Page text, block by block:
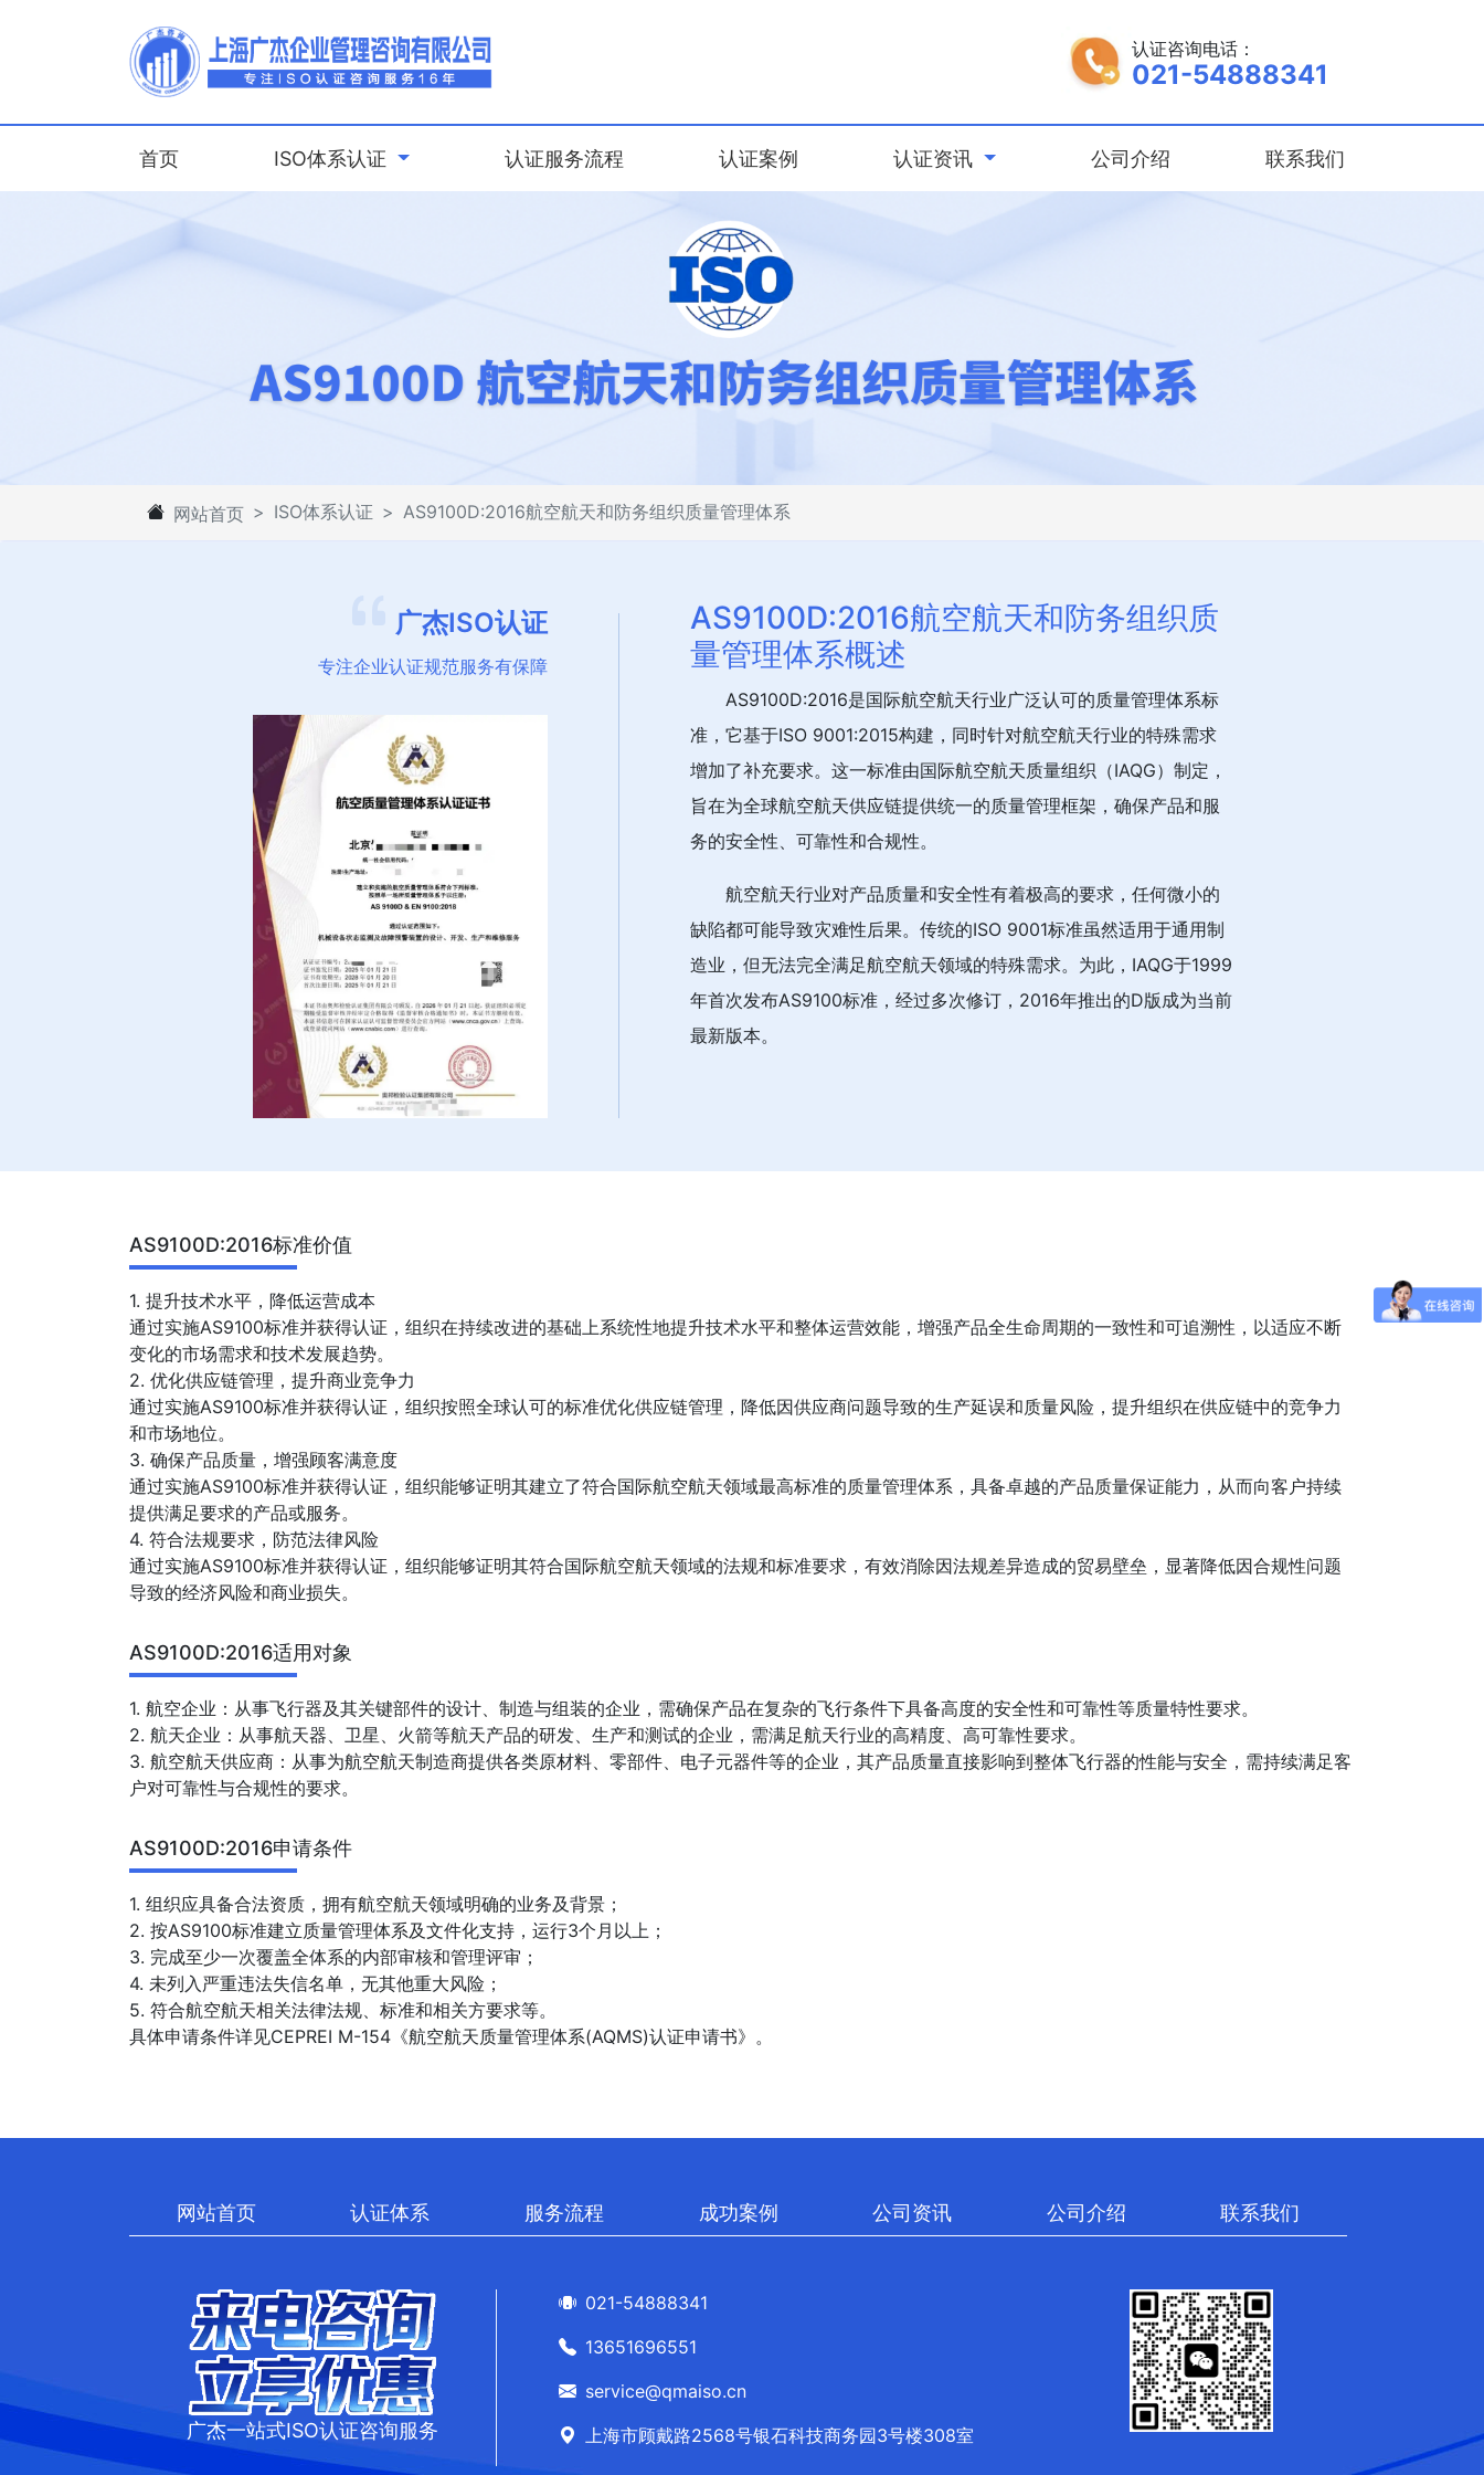
认证咨询电话：
021-54888341
首页(current) ISO体系认证 认证服务流程 认证案例 认证资讯 公司介绍 联系我们
网站首页 ISO体系认证 AS9100D:2016航空航天和防务组织质量管理体系
广杰ISO认证
专注企业认证规范服务有保障
AS9100D:2016航空航天和防务组织质
量管理体系概述
AS9100D:2016是国际航空航天行业广泛认可的质量管理体系标
准，它基于ISO 9001:2015构建，同时针对航空航天行业的特殊需求
增加了补充要求。这一标准由国际航空航天质量组织（IAQG）制定，
旨在为全球航空航天供应链提供统一的质量管理框架，确保产品和服
务的安全性、可靠性和合规性。
航空航天行业对产品质量和安全性有着极高的要求，任何微小的
缺陷都可能导致灾难性后果。传统的ISO 9001标准虽然适用于通用制
造业，但无法完全满足航空航天领域的特殊需求。为此，IAQG于1999
年首次发布AS9100标准，经过多次修订，2016年推出的D版成为当前
最新版本。
AS9100D:2016标准价值
1. 提升技术水平，降低运营成本
通过实施AS9100标准并获得认证，组织在持续改进的基础上系统性地提升技术水平和整体运营效能，增强产品全生命周期的一致性和可追溯性，以适应不断
变化的市场需求和技术发展趋势。
2. 优化供应链管理，提升商业竞争力
通过实施AS9100标准并获得认证，组织按照全球认可的标准优化供应链管理，降低因供应商问题导致的生产延误和质量风险，提升组织在供应链中的竞争力
和市场地位。
3. 确保产品质量，增强顾客满意度
通过实施AS9100标准并获得认证，组织能够证明其建立了符合国际航空航天领域最高标准的质量管理体系，具备卓越的产品质量保证能力，从而向客户持续
提供满足要求的产品或服务。
4. 符合法规要求，防范法律风险
通过实施AS9100标准并获得认证，组织能够证明其符合国际航空航天领域的法规和标准要求，有效消除因法规差异造成的贸易壁垒，显著降低因合规性问题
导致的经济风险和商业损失。
AS9100D:2016适用对象
1. 航空企业：从事飞行器及其关键部件的设计、制造与组装的企业，需确保产品在复杂的飞行条件下具备高度的安全性和可靠性等质量特性要求。
2. 航天企业：从事航天器、卫星、火箭等航天产品的研发、生产和测试的企业，需满足航天行业的高精度、高可靠性要求。
3. 航空航天供应商：从事为航空航天制造商提供各类原材料、零部件、电子元器件等的企业，其产品质量直接影响到整体飞行器的性能与安全，需持续满足客
户对可靠性与合规性的要求。
AS9100D:2016申请条件
1. 组织应具备合法资质，拥有航空航天领域明确的业务及背景；
2. 按AS9100标准建立质量管理体系及文件化支持，运行3个月以上；
3. 完成至少一次覆盖全体系的内部审核和管理评审；
4. 未列入严重违法失信名单，无其他重大风险；
5. 符合航空航天相关法律法规、标准和相关方要求等。
具体申请条件详见CEPREI M-154《航空航天质量管理体系(AQMS)认证申请书》。
网站首页 认证体系 服务流程 成功案例 公司资讯 公司介绍 联系我们
广杰一站式ISO认证咨询服务
021-54888341
13651696551
service@qmaiso.cn
上海市顾戴路2568号银石科技商务园3号楼308室